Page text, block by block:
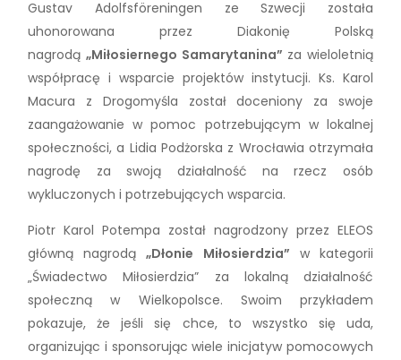
Gustav Adolfsföreningen ze Szwecji została
uhonorowana przez Diakonię Polską
nagrodą „Miłosiernego Samarytanina” za wieloletnią
współpracę i wsparcie projektów instytucji. Ks. Karol
Macura z Drogomyśla został doceniony za swoje
zaangażowanie w pomoc potrzebującym w lokalnej
społeczności, a Lidia Podżorska z Wrocławia otrzymała
nagrodę za swoją działalność na rzecz osób
wykluczonych i potrzebujących wsparcia.
Piotr Karol Potempa został nagrodzony przez ELEOS
główną nagrodą„Dłonie Miłosierdzia” w kategorii
„Świadectwo Miłosierdzia” za lokalną działalność
społeczną w Wielkopolsce. Swoim przykładem
pokazuje, że jeśli się chce, to wszystko się uda,
organizując i sponsorując wiele inicjatyw pomocowych